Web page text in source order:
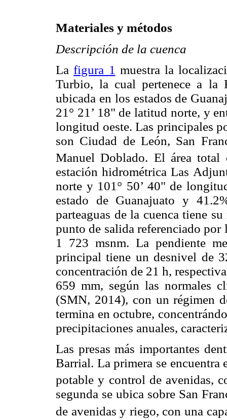
Materiales y métodos
Descripción de la cuenca
Lafigura 1 muestra la
Turbio, la cual pertenece a la
ubicada en los estados de
21° 21’ 18" de latitud norte, y
longitud oeste. Las principales
son Ciudad de León, San
Manuel Doblado. El área
estación hidrométrica Las
norte y 101° 50’ 40" de
estado de Guanajuato y
parteaguas de la cuenca tiene
punto de salida referenciado por
1 723 msnm. La pendiente
principal tiene un desnivel de
concentración de 21 h,
659 mm, según las normales
(SMN, 2014), con un régimen
termina en octubre,
precipitaciones anuales,
Las presas más importantes
Barrial. La primera se
potable y control de avenidas,
segunda se ubica sobre San
de avenidas y riego, con una